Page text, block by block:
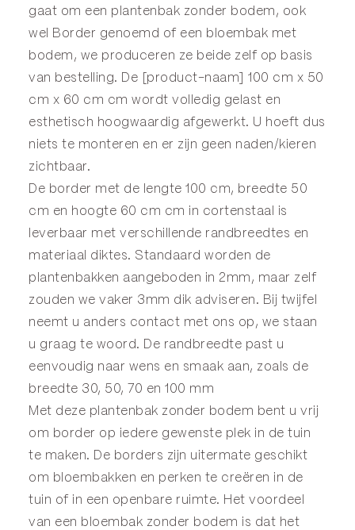
gaat om een plantenbak zonder bodem, ook
wel
Border genoemd of een bloembak met
bodem, we produceren ze beide zelf op basis
van bestelling. De [product-naam] 100 cm x 50
cm x 60 cm cm wordt volledig gelast en
esthetisch hoogwaardig afgewerkt. U hoeft dus
niets te monteren en er zijn geen naden/kieren
zichtbaar.
De border met de lengte 100 cm, breedte 50
cm en hoogte 60 cm cm in cortenstaal is
leverbaar met verschillende randbreedtes en
materiaal diktes. Standaard worden de
plantenbakken aangeboden in 2mm, maar zelf
zouden we vaker 3mm dik adviseren. Bij twijfel
neemt u anders contact met ons op, we staan
u graag te woord. De randbreedte past u
eenvoudig naar wens en smaak aan, zoals de
breedte 30, 50, 70 en 100 mm
Met deze plantenbak zonder bodem bent u vrij
om border op iedere gewenste plek in de tuin
te maken. De borders zijn uitermate geschikt
om bloembakken en perken te creëren in de
tuin of in een openbare ruimte. Het voordeel
van een bloembak zonder bodem is dat het